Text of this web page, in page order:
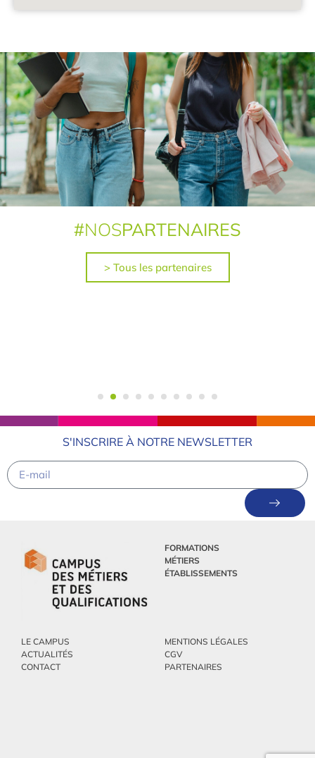
#NOSPARTENAIRES
> Tous les partenaires
S'INSCRIRE À NOTRE NEWSLETTER
FORMATIONS
MÉTIERS
ÉTABLISSEMENTS
LE CAMPUS
ACTUALITÉS
CONTACT
MENTIONS LÉGALES
CGV
PARTENAIRES